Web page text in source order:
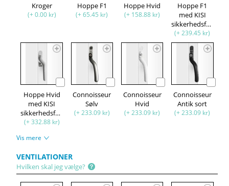
Kroger
(+ 0.00 kr)
Hoppe F1
(+ 65.45 kr)
Hoppe Hvid
(+ 158.88 kr)
Hoppe F1
med KISI
sikkerhedsfunktion
(+ 239.45 kr)
Hoppe Hvid
med KISI
sikkerhedsfunktion
(+ 332.88 kr)
Connoisseur
Sølv
(+ 233.09 kr)
Connoisseur
Hvid
(+ 233.09 kr)
Connoisseur
Antik sort
(+ 233.09 kr)
Vis mere
VENTILATIONER
Hvilken skal jeg vælge?